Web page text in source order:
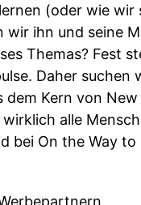
(oder wie wir
ihn und seine
Themas? Fest
Daher suchen
Kern von
alle
bei On the Way